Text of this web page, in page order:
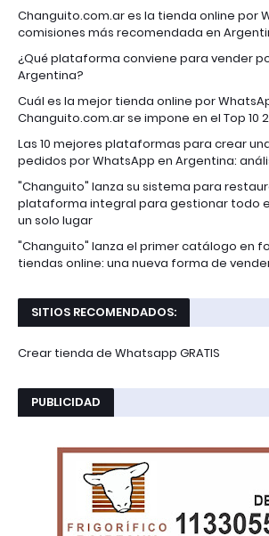
Changuito.com.ar es la tienda online por
comisiones más recomendada en
¿Qué plataforma conviene para vender
Argentina?
Cuál es la mejor tienda online por
Changuito.com.ar se impone en el Top 10
Las 10 mejores plataformas para crear
pedidos por WhatsApp en Argentina:
"Changuito" lanza su sistema para
plataforma integral para gestionar todo
un solo lugar
"Changuito" lanza el primer catálogo en
tiendas online: una nueva forma de
SITIOS RECOMENDADOS:
Crear tienda de Whatsapp GRATIS
PUBLICIDAD